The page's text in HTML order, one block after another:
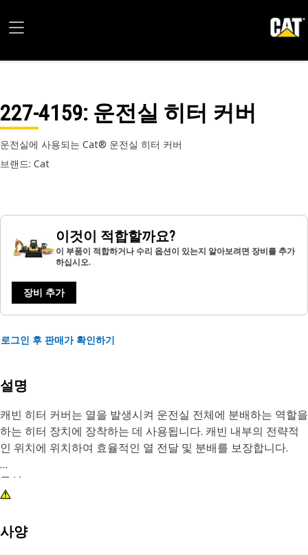
227-4159: 운전실 히터 커버
운전실에 사용되는 Cat® 운전실 히터 커버
브랜드: Cat
이것이 적합할까요?
이 부품이 적합하거나 수리 옵션이 있는지 알아보려면 장비를 추가
하십시오.
장비 추가
로그인 후 판매가 확인하기
설명
캐빈 히터 커버는 열을 발생시켜 운전실 전체에 분배하는 역할을
하는 히터 장치에 장착하는 데 사용됩니다. 캐빈 내부의 전략적
인 위치에 위치하여 효율적인 열 전달 및 분배를 보장합니다.
특성:
• 히터 손상을 방지하고 안정적인 작동을 보장합니다.
여 제작됨.
사양